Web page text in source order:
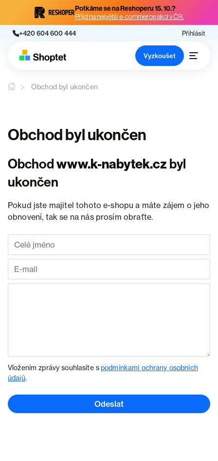
Potkáme se na Reshoperu 15. 10.?
Přijď na největší e-commerce akci v ČR.
+420 604 600 444 Přihlásit
Vyzkoušet
Obchod byl ukončen
Obchod byl ukončen
Obchodwww.k-nabytek.cz byl
ukončen
Pokud jste majitel tohoto e-shopu a máte zájem o jeho
obnovení, tak se na nás prosím obraťte.
Vložením zprávy souhlasíte spodmínkami ochrany osobních
údajů.
Odeslat